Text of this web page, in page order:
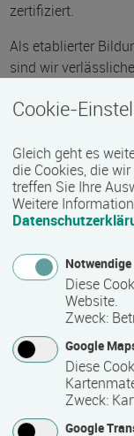
zertifiziert.
Als etablierter
sind wir
• gewerblich-
Industriemeister
• pädagogische
Weiterbildung
Themen)
• IT-Qualifizierung
• Erwerb der
Unser Team berät
und
Förderplan. Als
der Wirtschaft
Cookie-
Gleich geht es
die Cookies, die
treffen Sie Ihre
Weitere
Diese
Website.
Zweck:
Google
Diese
Zweck:
Google